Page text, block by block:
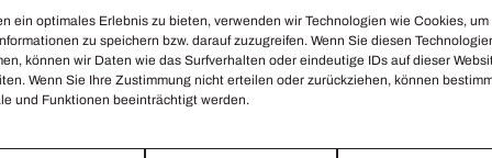
ein optimales Erlebnis zu bieten, verwenden wir Technologien wie Cookies, um
zu speichern bzw. darauf zuzugreifen. Wenn Sie diesen
können wir Daten wie das Surfverhalten oder eindeutige IDs auf dieser
Wenn Sie Ihre Zustimmung nicht erteilen oder zurückziehen, können
und Funktionen beeinträchtigt werden.
Ideal freier Liebe
ROYAL OPERA HOUSE
Wieder­erwa­chen eines
Meis­ter­werks
Opera House London live in